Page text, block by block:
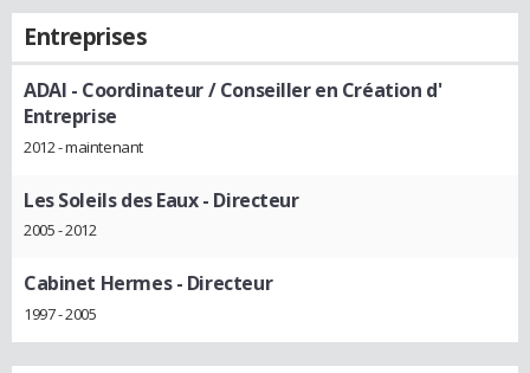
Entreprises
ADAI - Coordinateur / Conseiller en Création d'
Entreprise
2012 - maintenant
Les Soleils des Eaux- Directeur
2005 - 2012
Cabinet Hermes- Directeur
1997 - 2005